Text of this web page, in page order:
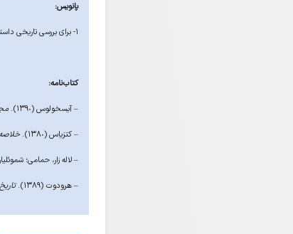
پانویس:
۱- برای بررسی تاریخی داستان استر نگاه کنید به:
کتاب‌نامه:
– آیسخولوس (١٣۹٠).
– کتزیاس (١٣٨٠).
– لاله زار، حمامی؛
– هرودوت (١٣٨٩).